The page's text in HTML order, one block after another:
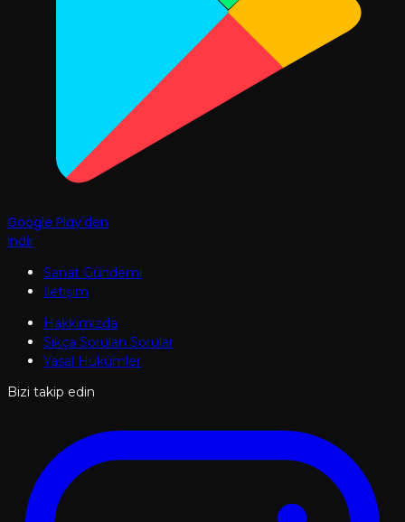
Google Play'den
İndir
Sanat Gündemi
İletişim
Hakkımızda
Sıkça Sorulan Sorular
Yasal Hükümler
Bizi takip edin